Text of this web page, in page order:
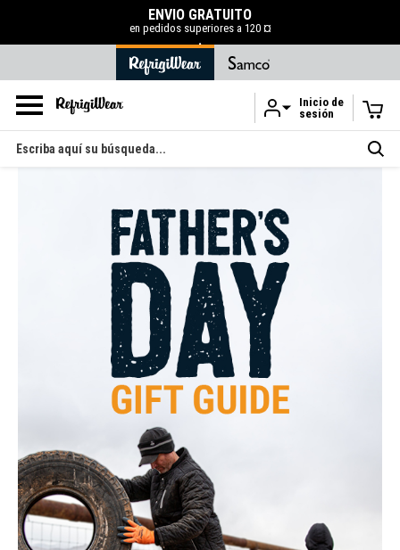
Ir al contenido principal
ENVÍO GRATUITO
en pedidos superiores a 120 ¤
.
Inicio de
sesión
Buscar
en